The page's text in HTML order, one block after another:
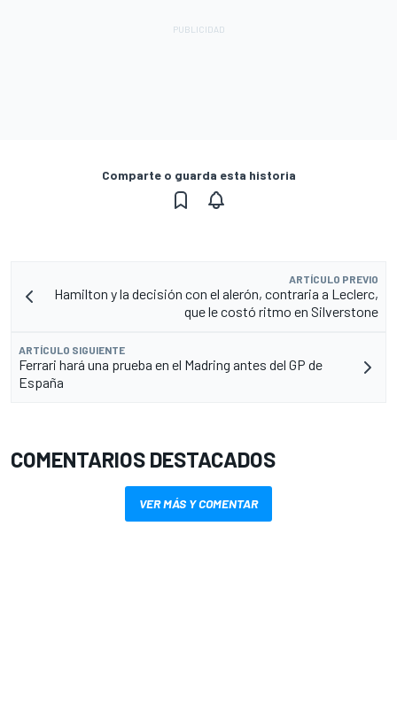
Comparte o guarda esta historia
ARTÍCULO PREVIO
Hamilton y la decisión con el alerón, contraria a Leclerc,
que le costó ritmo en Silverstone
ARTÍCULO SIGUIENTE
Ferrari hará una prueba en el Madring antes del GP de
España
COMENTARIOS DESTACADOS
VER MÁS Y COMENTAR